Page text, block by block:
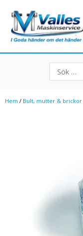
innehåll
Search
for:
Hem / Bult, mutter & brickor